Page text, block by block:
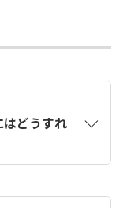
どうすれ